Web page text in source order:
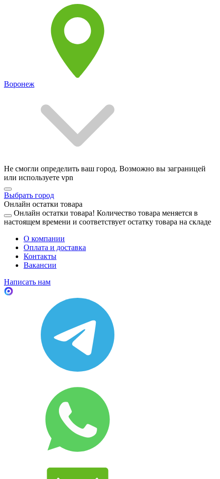
Воронеж
Не смогли определить ваш город. Возможно вы заграницей
или используете vpn
Выбрать город
Онлайн остатки товара
Онлайн остатки товара! Количество товара меняется в
настоящем времени и соответствует остатку товара на складе
О компании
Оплата и доставка
Контакты
Вакансии
Написать нам